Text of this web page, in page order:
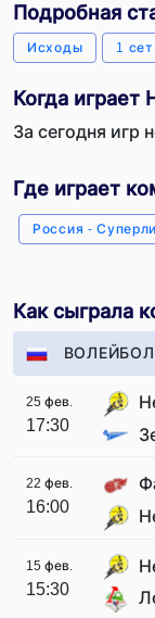
Подробная
Исходы 1 сет
Когда играет
За сегодня игр
Где играет
Россия -
Как сыграла
25 фев.
17:30
22 фев.
16:00
15 фев.
15:30